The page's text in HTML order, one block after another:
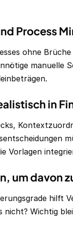
Process
ohne
manuelle
in
Vorlagen
um davon
hilft
nicht? Wichtig